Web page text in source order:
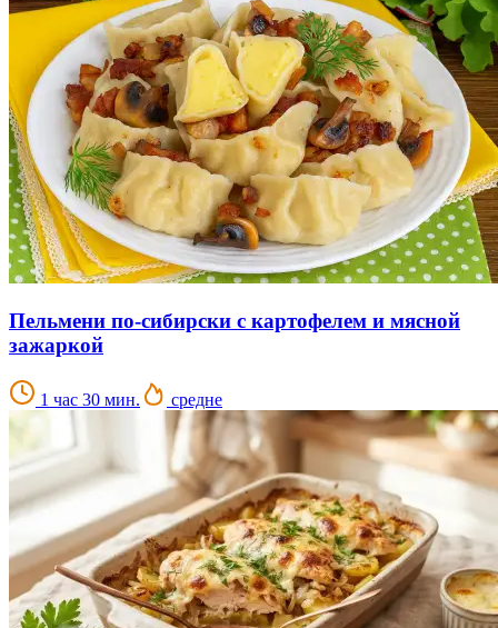
Пельмени по-сибирски с картофелем и мясной
зажаркой
1 час 30 мин. средне